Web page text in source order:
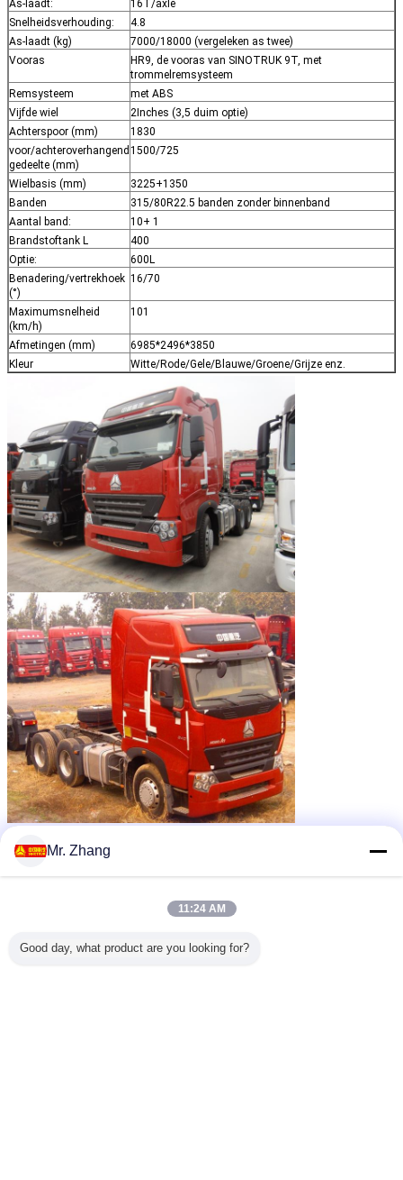
As-laadt:
16T/axle
Snelheidsverhouding:
4.8
As-laadt (kg)
7000/18000 (vergeleken as twee)
Vooras
HR9, de vooras van SINOTRUK 9T, met
trommelremsysteem
Remsysteem
met ABS
Vijfde wiel
2Inches (3,5 duim optie)
Achterspoor (mm)
1830
voor/achteroverhangend
gedeelte (mm)
1500/725
Wielbasis (mm)
3225+1350
Banden
315/80R22.5 banden zonder binnenband
Aantal band:
10+ 1
Brandstoftank L
400
Optie:
600L
Benadering/vertrekhoek
(°)
16/70
Maximumsnelheid
(km/h)
101
Afmetingen (mm)
6985*2496*3850
Kleur
Witte/Rode/Gele/Blauwe/Groene/Grijze enz.
diesel tractorvrachtwagen Eerste - verhuizersvrachtwagen
Mr. Zhang
11:24 AM
Good day, what product are you looking for?